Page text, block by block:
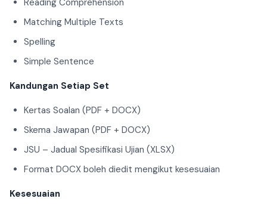
Matching Multiple Texts
Spelling
Simple Sentence
Kandungan Setiap Set
Kertas Soalan (PDF + DOCX)
Skema Jawapan (PDF + DOCX)
JSU – Jadual Spesifikasi Ujian (XLSX)
Format DOCX boleh diedit mengikut kesesuaian
Kesesuaian